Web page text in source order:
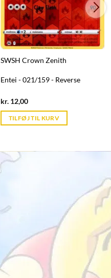
SWSH Crown Zenith
Entei - 021/159 - Reverse
kr.12,00Current
is:
kr. 39,95.
TILFØJ TIL KURV